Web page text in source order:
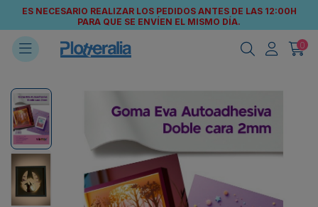
ES NECESARIO REALIZAR LOS PEDIDOS ANTES DE LAS 12:00H
PARA QUE SE ENVÍEN EL MISMO DÍA.
0